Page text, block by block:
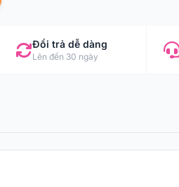
Đổi trả dễ dàng
Lên đến 30 ngày